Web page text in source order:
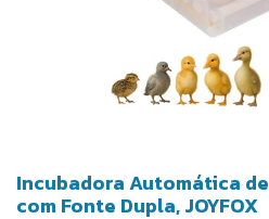
Incubadora Automática
com Fonte Dupla, JOYFOX